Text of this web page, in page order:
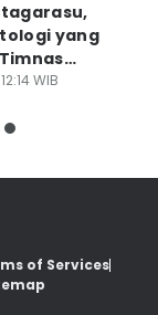
yang
WIB
of Services